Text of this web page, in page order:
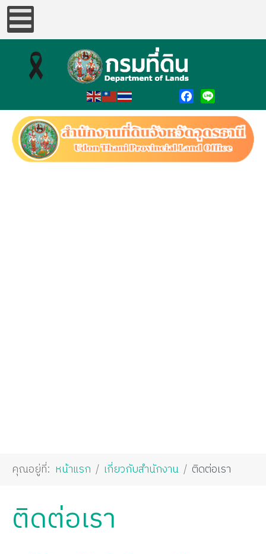
Facebook
Line
คุณอยู่ที่: หน้าแรก เกี่ยวกับสำนักงาน ติดต่อเรา
ติดต่อเรา